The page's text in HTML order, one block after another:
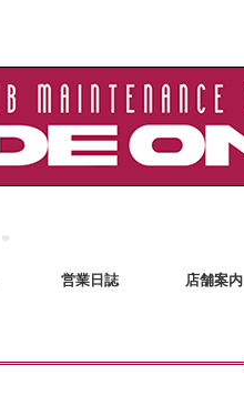
営業日誌 店舗案内